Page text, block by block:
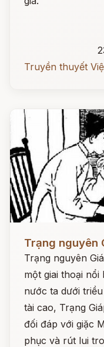
Truyền thuyết
Trạng nguyên
Trạng nguyên
một giai thoại
nước ta dưới
tài cao, Trạng
đối đáp với giặc
phục và rút lui